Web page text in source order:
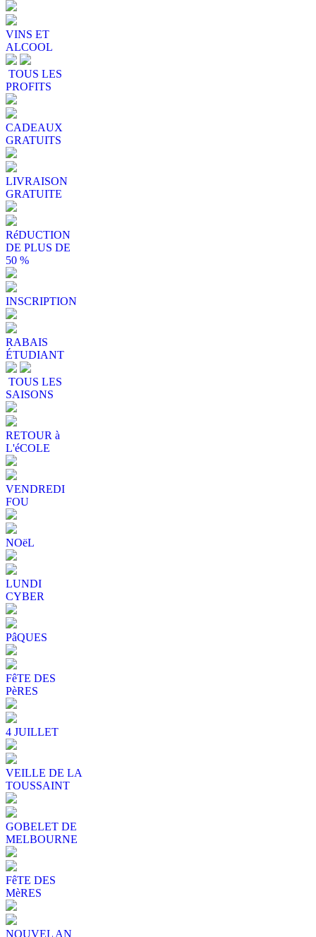
VINS ET
ALCOOL
TOUS LES
PROFITS
CADEAUX
GRATUITS
LIVRAISON
GRATUITE
RéDUCTION
DE PLUS DE
50 %
INSCRIPTION
RABAIS
ÉTUDIANT
TOUS LES
SAISONS
RETOUR à
L'éCOLE
VENDREDI
FOU
NOëL
LUNDI
CYBER
PâQUES
FêTE DES
PèRES
4 JUILLET
VEILLE DE LA
TOUSSAINT
GOBELET DE
MELBOURNE
FêTE DES
MèRES
NOUVEL AN